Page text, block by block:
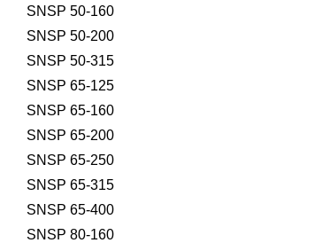
SNSP 50-160
SNSP 50-200
SNSP 50-315
SNSP 65-125
SNSP 65-160
SNSP 65-200
SNSP 65-250
SNSP 65-315
SNSP 65-400
SNSP 80-160